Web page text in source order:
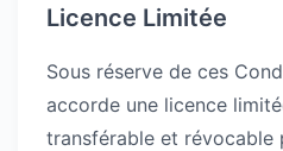
Licence Limitée
Sous réserve de ces
accorde une licence
transférable et révocable